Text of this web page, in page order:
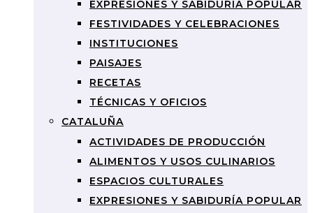
EXPRESIONES Y SABIDURÍA POPULAR
FESTIVIDADES Y CELEBRACIONES
INSTITUCIONES
PAISAJES
RECETAS
TÉCNICAS Y OFICIOS
CATALUÑA
ACTIVIDADES DE PRODUCCIÓN
ALIMENTOS Y USOS CULINARIOS
ESPACIOS CULTURALES
EXPRESIONES Y SABIDURÍA POPULAR